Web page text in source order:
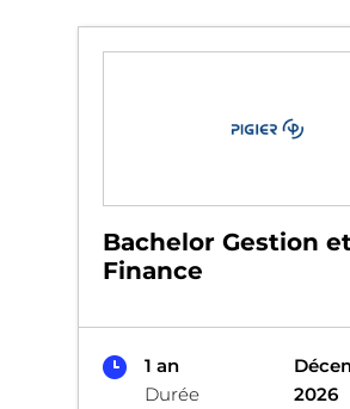
Bachelor Gestion et
Finance
1 an
Durée
2026